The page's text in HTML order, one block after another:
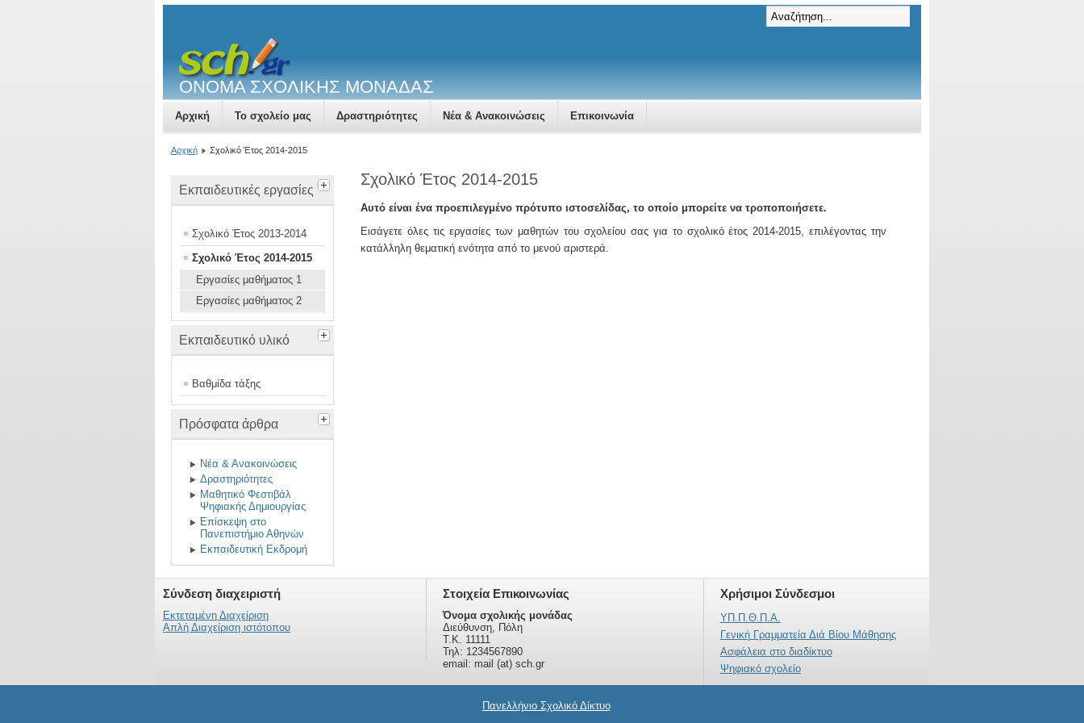
ΟΝΟΜΑ ΣΧΟΛΙΚΗΣ ΜΟΝΑΔΑΣ
Αρχική Το σχολείο μας Δραστηριότητες Νέα & Ανακοινώσεις Επικοινωνία
Αρχική Σχολικό Έτος 2014-2015
Εκπαιδευτικές εργασίες
Σχολικό Έτος 2013-2014
Σχολικό Έτος 2014-2015
Εργασίες μαθήματος 1
Εργασίες μαθήματος 2
Εκπαιδευτικό υλικό
Βαθμίδα τάξης
Πρόσφατα άρθρα
Νέα & Ανακοινώσεις
Δραστηριότητες
Μαθητικό Φεστιβάλ
Ψηφιακής Δημιουργίας
Επίσκεψη στο
Πανεπιστήμιο Αθηνών
Εκπαιδευτική Εκδρομή
Σχολικό Έτος 2014-2015
Αυτό είναι ένα προεπιλεγμένο πρότυπο ιστοσελίδας, το οποίο μπορείτε να τροποποιήσετε.
Εισάγετε όλες τις εργασίες των μαθητών του σχολείου σας για το σχολικό έτος 2014-2015, επιλέγοντας την
κατάλληλη θεματική ενότητα από το μενού αριστερά.
Σύνδεση διαχειριστή
Εκτεταμένη Διαχείριση
Απλή Διαχείριση ιστότοπου
Στοιχεία Επικοινωνίας
Όνομα σχολικής μονάδας
Διεύθυνση, Πόλη
Τ.Κ. 11111
Τηλ: 1234567890
email: mail (at) sch.gr
Χρήσιμοι Σύνδεσμοι
ΥΠ.Π.Θ.Π.Α.
Γενική Γραμματεία Διά Βίου Μάθησης
Ασφάλεια στο διαδίκτυο
Ψηφιακό σχολείο
Πανελλήνιο Σχολικό Δίκτυο